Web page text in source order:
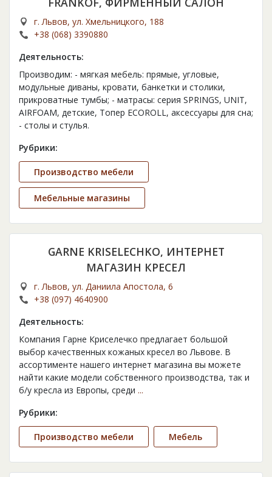
г. Львов, ул. Хмельницкого, 188
+38 (068) 3390880
Деятельность:
Производим: - мягкая мебель: прямые, угловые,
модульные диваны, кровати, банкетки и столики,
прикроватные тумбы; - матрасы: серия SPRINGS, UNIT,
AIRFOAM, детские, Топер ECOROLL, аксессуары для сна;
- столы и стулья.
Рубрики:
Производство мебели
Мебельные магазины
GARNE KRISELECHKO, ИНТЕРНЕТ
МАГАЗИН КРЕСЕЛ
г. Львов, ул. Даниила Апостола, 6
+38 (097) 4640900
Деятельность:
Компания Гарне Криселечко предлагает большой
выбор качественных кожаных кресел во Львове. В
ассортименте нашего интернет магазина вы можете
найти какие модели собственного производства, так и
б/у кресла из Европы, среди ...
Рубрики:
Производство мебели Мебель